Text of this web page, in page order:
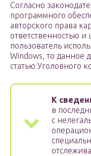
Согласно
программного
авторского права
ответственностью
пользователь
Windows, то данное
статью Уголовного
К
в
с